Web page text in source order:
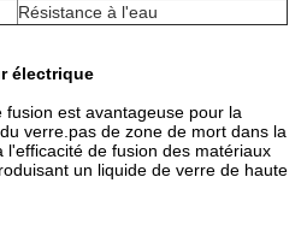
Résistance à l'eau
électrique
est avantageuse pour la
verre.pas de zone de mort dans la
de fusion des matériaux
un liquide de verre de haute